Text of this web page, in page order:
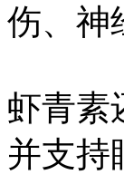
伤、神
虾青素
并支持